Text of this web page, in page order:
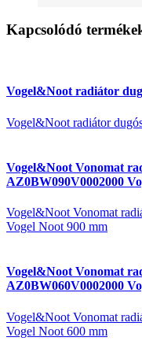
Kapcsolódó
Vogel&Noot radiátor
Vogel&Noot radiátor
Vogel&Noot Vonomat
AZ0BW090V0002000
Vogel&Noot Vonomat
Vogel Noot 900 mm
Vogel&Noot Vonomat
AZ0BW060V0002000
Vogel&Noot Vonomat
Vogel Noot 600 mm